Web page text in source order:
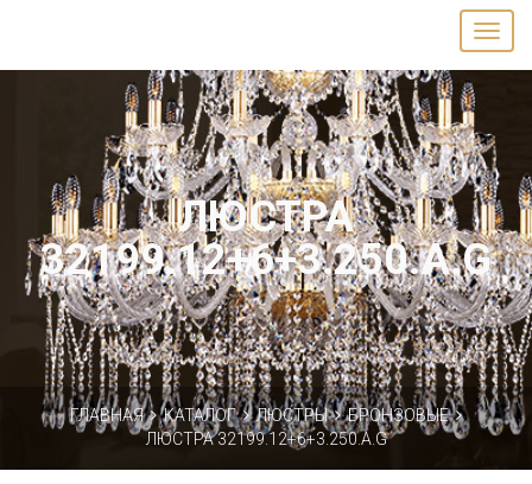
ЛЮСТРА
32199.12+6+3.250.A.G
ГЛАВНАЯ КАТАЛОГ ЛЮСТРЫ
БРОНЗОВЫЕ
ЛЮСТРА 32199.12+6+3.250.A.G